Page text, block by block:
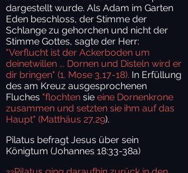
dargestellt wurde. Als Adam im Garten
Eden beschloss, der Stimme der
Schlange zu gehorchen und nicht der
Stimme Gottes, sagte der Herr:
"Verflucht ist der Ackerboden um
deinetwillen ... Dornen und Disteln wird er
dir bringen" (1. Mose 3,17-18). In Erfüllung
des am Kreuz ausgesprochenen
Fluches "flochten sie eine Dornenkrone
zusammen und setzten sie ihm auf das
Haupt" (Matthäus 27,29).
Pilatus befragt Jesus über sein
Königtum (Johannes 18:33-38a)